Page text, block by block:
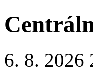
6. 8. 2026